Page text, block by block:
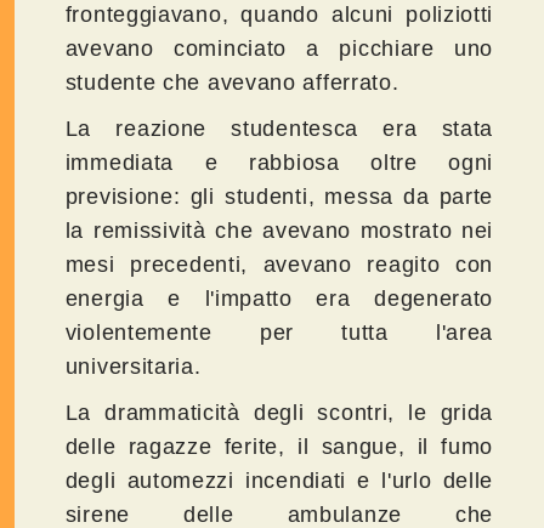
fronteggiavano, quando alcuni poliziotti
avevano cominciato a picchiare uno
studente che avevano afferrato.
La reazione studentesca era stata
immediata e rabbiosa oltre ogni
previsione: gli studenti, messa da parte
la remissività che avevano mostrato nei
mesi precedenti, avevano reagito con
energia e l'impatto era degenerato
violentemente per tutta l'area
universitaria.
La drammaticità degli scontri, le grida
delle ragazze ferite, il sangue, il fumo
degli automezzi incendiati e l'urlo delle
sirene delle ambulanze che